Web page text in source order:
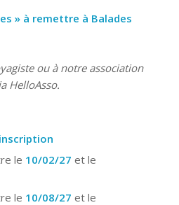
» à remettre à Balades
ou à notre association
HelloAsso.
le 10/02/27 et le
le 10/08/27 et le